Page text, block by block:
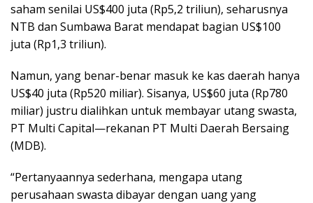
saham senilai US$400 juta (Rp5,2 triliun), seharusnya
NTB dan Sumbawa Barat mendapat bagian US$100
juta (Rp1,3 triliun).
Namun, yang benar-benar masuk ke kas daerah hanya
US$40 juta (Rp520 miliar). Sisanya, US$60 juta (Rp780
miliar) justru dialihkan untuk membayar utang swasta,
PT Multi Capital—rekanan PT Multi Daerah Bersaing
(MDB).
“Pertanyaannya sederhana, mengapa utang
perusahaan swasta dibayar dengan uang yang